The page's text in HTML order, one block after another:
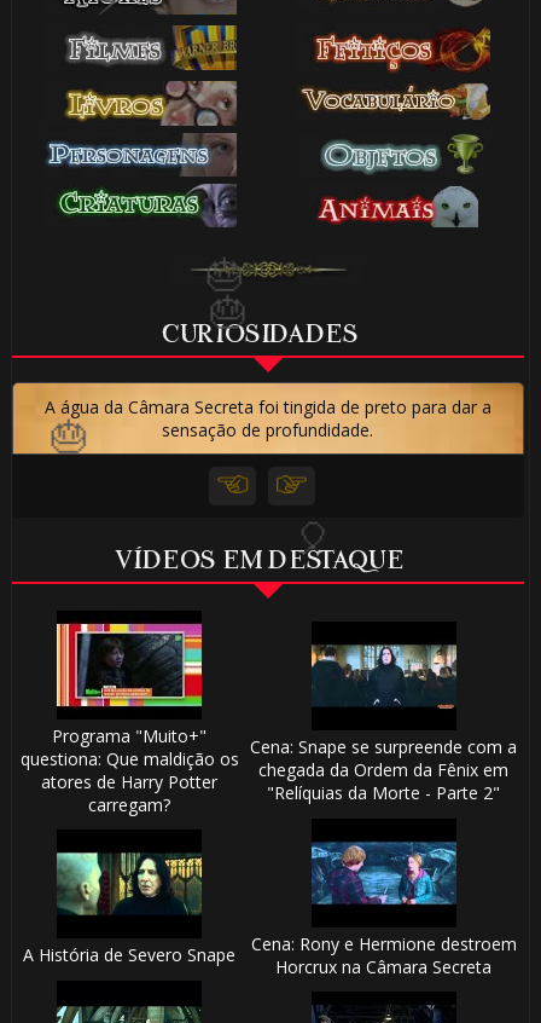
CURIOSIDADES
A água da Câmara Secreta foi tingida de preto para dar a
sensação de profundidade.
VÍDEOS EM DESTAQUE
Programa "Muito+"
questiona: Que maldição os
atores de Harry Potter
carregam?
Cena: Snape se surpreende com a
chegada da Ordem da Fênix em
"Relíquias da Morte - Parte 2"
A História de Severo Snape
Cena: Rony e Hermione destroem
Horcrux na Câmara Secreta
🎈
🎈
🎂
1️⃣ 8️⃣
1️⃣
8️⃣